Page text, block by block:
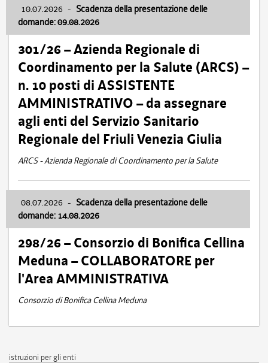
10.07.2026 - Scadenza della presentazione delle
domande: 09.08.2026
301/26 – Azienda Regionale di
Coordinamento per la Salute (ARCS) –
n. 10 posti di ASSISTENTE
AMMINISTRATIVO – da assegnare
agli enti del Servizio Sanitario
Regionale del Friuli Venezia Giulia
ARCS - Azienda Regionale di Coordinamento per la Salute
08.07.2026 - Scadenza della presentazione delle
domande: 14.08.2026
298/26 – Consorzio di Bonifica Cellina
Meduna – COLLABORATORE per
l'Area AMMINISTRATIVA
Consorzio di Bonifica Cellina Meduna
istruzioni per gli enti